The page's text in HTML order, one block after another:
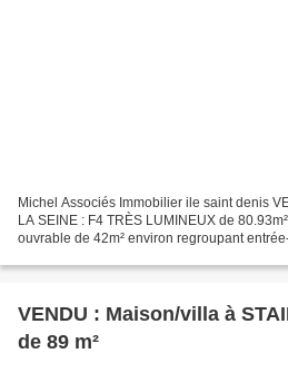
Michel Associés Immobilier ile saint denis
LA SEINE : F4 TRÈS LUMINEUX de
ouvrable de 42m² environ regroupant
VENDU : Maison/villa à
de 89 m²